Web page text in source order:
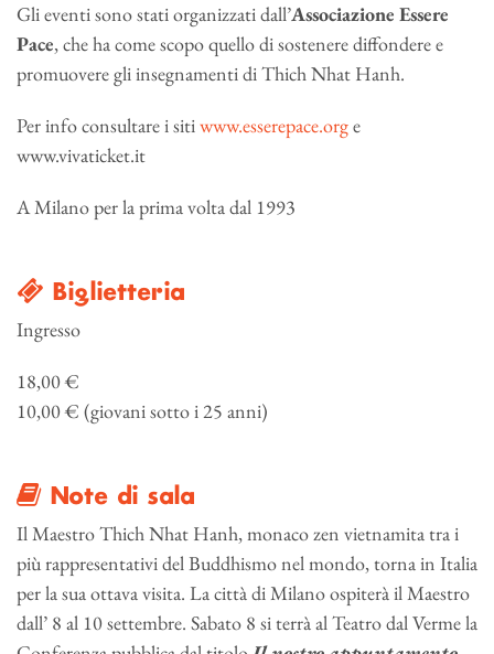
Gli eventi sono stati organizzati dall’Associazione Essere
Pace, che ha come scopo quello di sostenere diffondere e
promuovere gli insegnamenti di Thich Nhat Hanh.
Per info consultare i sitiwww.esserepace.orge
www.vivaticket.it
A Milano per la prima volta dal 1993
Biglietteria
Ingresso
18,00 €
10,00 € (giovani sotto i 25 anni)
Note di sala
Il Maestro Thich Nhat Hanh, monaco zen vietnamita tra i
più rappresentativi del Buddhismo nel mondo, torna in Italia
per la sua ottava visita. La città di Milano ospiterà il Maestro
dall’ 8 al 10 settembre. Sabato 8 si terrà al Teatro dal Verme la